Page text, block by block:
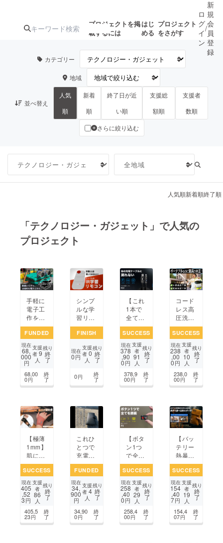
プロジェクトを掲
載するには
はじ
める
プロジェクト
をさがす
注目のリ
ターン
注目の新着プロ
ジェクト
募集終了が近いプ
ロジェクト
もうすぐ公開
されます
アート・写真
テクノロジー・ガジェット ゲーム・サ
まちづくり・地域活性化
CAMPFIRE for Social GoodCAMPFIRE Creation
CAMPFIREふるさと納税
machi-yaコミュニティ
ロ
グ
イ
ン
/
新
規
会
員
登
録
カテゴリー
地域
並べ替え
人気
順
新着
順
終了日が近
い順
支援総
額順
支援者
数順
さらに絞り込む
人気順新着順終了順
「テクノロジー・ガジェット」で人気の
プロジェクト
手軽に
電子工
作を学
べるマ
イコン
ボー
ド'Turtl
ePico'
製品化
FUNDED
現在
68,
000
円
支援
者9
人
残り
終
了
68,00
0円
終
了
シンプ
ルな学
習リモ
コンを
自分で
し、販
売した
FINISH
現在
0円
支援
者0
人
残り
終
了
0円 終
了
【これ
1本で
全てを
充電】
4つの
端子に
対応し
たマル
チ充電
ケーブ
ル｜K2
SUCCESS
現在
378
,90
0円
支援
者
91
人
残り
終
了
378,9
00円
終
了
コード
レス高
圧洗浄
機「水
栓不
要」
「電源
不要」
折りた
ためる
ポータ
ケツ
SUCCESS
現在
238
,00
0円
支援
者
10
人
残り
終
了
238,0
00円
終
了
【極薄
1mm】
肌に吸
い付く
密着と
固定
で、手
首を支
えて日
常を軽
くする
SUCCESS
現在
405
,52
3円
支援
者
86
人
残り
終
了
405,5
23円
終
了
これひ
とつで
充電も
スタイ
ルも完
結す
る、80
00mAh
搭載レ
ザー
ウォ
FUNDED
現在
34,
900
円
支援
者4
人
残り
終
了
34,90
0円
終
了
【ボタ
ン1つ
で全て
を録
画】超
ミニカ
メラ｜
P3
SUCCESS
現在
258
,40
0円
支援
者
29
人
残り
終
了
258,4
00円
終
了
【バッ
テリー
熱暴走
対策】
炎と熱
を封じ
込め、
素手で
移動・
初期消
火でき
SUCCESS
現在
154
,40
7円
支援
者
19
人
残り
終
了
154,4
07円
終
了